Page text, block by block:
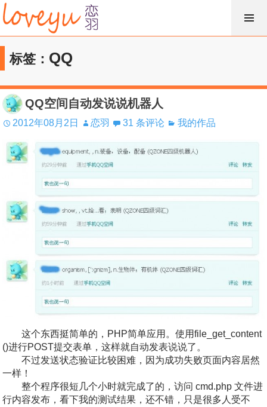
跳
过
内
容标签： QQ
QQ空间自动发说说机器人
2012年08月2日 恋羽 31 条评论 我的作品
这个东西挺简单的，PHP简单应用。使用file_get_content
()进行POST提交表单，这样就自动发表说说了。
不过发送状态验证比较困难，因为成功失败页面内容居然
一样！
整个程序很短几个小时就完成了的，访问 cmd.php 文件进
行内容发布，看下我的测试结果，还不错，只是很多人受不